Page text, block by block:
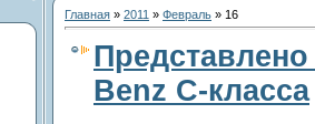
Главная » 2011 » Февраль » 16
Benz C-класса